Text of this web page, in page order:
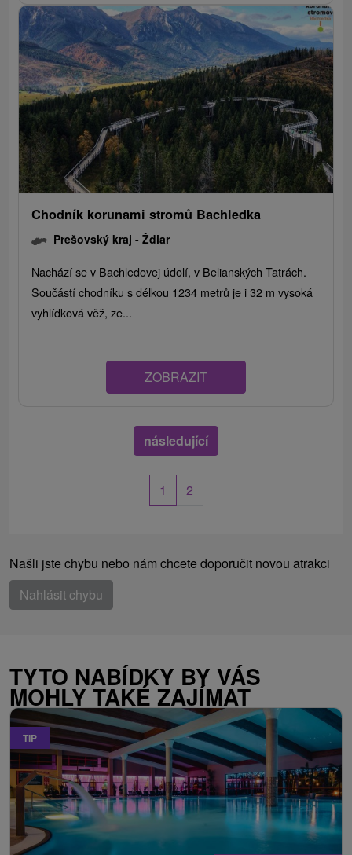
Chodník korunami stromů Bachledka
Prešovský kraj -Ždiar
Nachází se v Bachledovej údolí, v Belianských Tatrách.
Součástí chodníku s délkou 1234 metrů je i 32 m vysoká
vyhlídková věž, ze...
ZOBRAZIT
následující
1 2
Našli jste chybu nebo nám chcete doporučit novou atrakci
Nahlásit chybu
TYTO NABÍDKY BY VÁS
MOHLY TAKÉ ZAJÍMAT
TIP